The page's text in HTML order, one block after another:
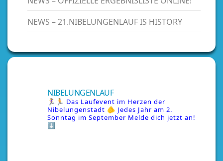
NEWS – 21.NIBELUNGENLAUF IS HISTORY
NIBELUNGENLAUF
🏃‍♀️🏃 Das Laufevent im Herzen der
Nibelungenstadt 🫵 Jedes Jahr am 2.
Sonntag im September Melde dich jetzt an!
⬇️